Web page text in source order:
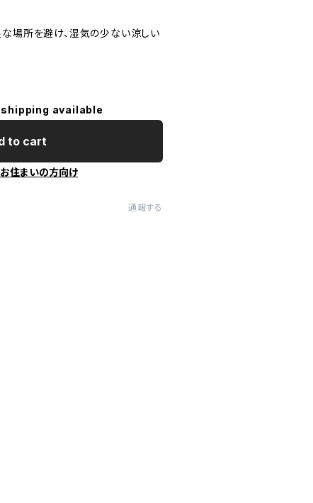
場所を避け、湿気の少ない涼しい
available
to cart
住まいの方向け
通報する